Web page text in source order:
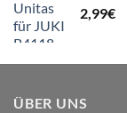
2,99€
ÜBER UNS